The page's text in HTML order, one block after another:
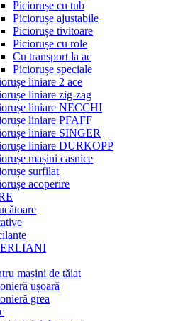
Piciorușe cu tub
Piciorușe ajustabile
Piciorușe tivitoare
Piciorușe cu role
Cu transport la ac
Piciorușe speciale
liniare 2 ace
liniare zig-zag
liniare NECCHI
liniare PFAFF
liniare SINGER
liniare DURKOPP
mașini casnice
surfilat
acoperire
mașini de tăiat
ușoară
grea